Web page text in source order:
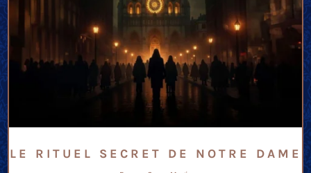
LE RITUEL SECRET DE NOTRE DAME